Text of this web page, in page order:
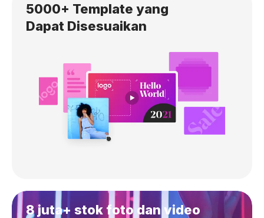
5000+ Template yang
Dapat Disesuaikan
8 juta+ stok foto dan video